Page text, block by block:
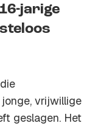
Kopieer link
jarige
vrijwillige
geslagen. Het